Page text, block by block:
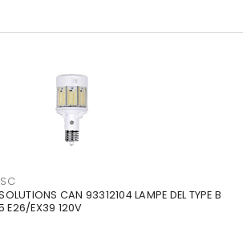
CAN 93312104 LAMPE DEL TYPE B
E26/EX39 120V